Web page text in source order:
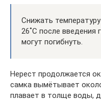
Снижать
26˚С после введения
могут погибнуть.
Нерест продолжается
самка вымётывает
плавает в толще воды,